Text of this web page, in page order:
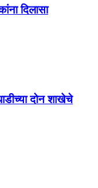
दिलासा
दोन शाखेचे